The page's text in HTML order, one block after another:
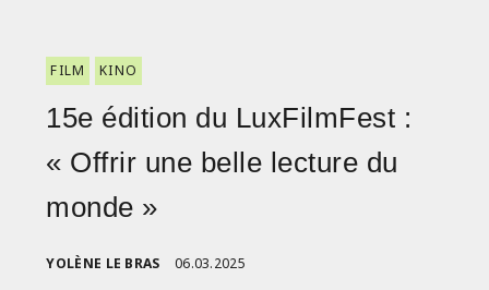
FILM KINO
15e édition du LuxFilmFest :
« Offrir une belle lecture du
monde »
YOLÈNE LE BRAS 06.03.2025